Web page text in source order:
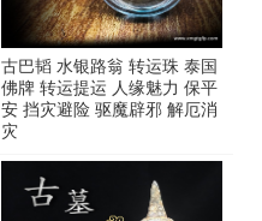
古巴韬 水银路翁 转运珠 泰国
佛牌 转运提运 人缘魅力 保平
安 挡灾避险 驱魔辟邪 解厄消
灾